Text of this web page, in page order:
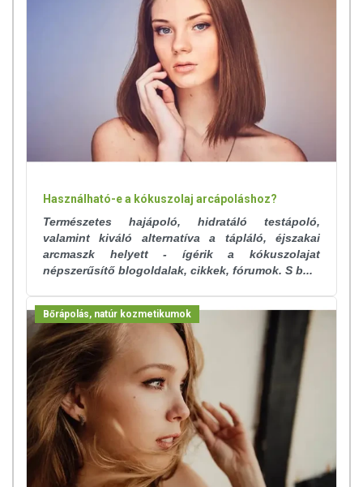
Használható-e a kókuszolaj arcápoláshoz?
Természetes hajápoló, hidratáló testápoló,
valamint kiváló alternatíva a tápláló, éjszakai
arcmaszk helyett - ígérik a kókuszolajat
népszerűsítő blogoldalak, cikkek, fórumok. S b...
Bőrápolás, natúr kozmetikumok